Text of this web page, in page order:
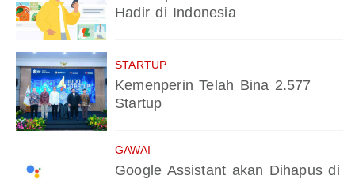
Hadir di Indonesia
STARTUP
Kemenperin Telah Bina 2.577
Startup
GAWAI
Google Assistant akan Dihapus di